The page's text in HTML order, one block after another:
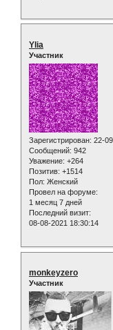
Ylia
Участник
Зарегистрирован: 22-
Сообщений: 942
Уважение: +264
Позитив: +1514
Пол: Женский
Провел на форуме:
1 месяц 7 дней
Последний визит:
08-08-2021 18:30:14
monkeyzero
Участник